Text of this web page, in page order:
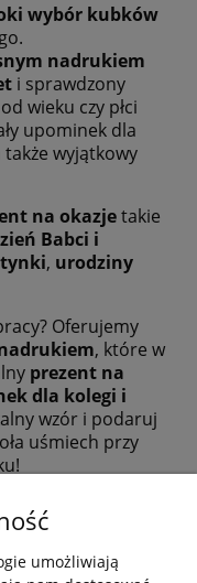
wybór kubków
nadrukiem
i sprawdzony
wieku czy płci
upominek dla
także wyjątkowy
na okazjetakie
Babci i
, urodziny
Oferujemy
, które w
prezent na
dla kolegi i
wzór i podaruj
uśmiech przy
umożliwiają